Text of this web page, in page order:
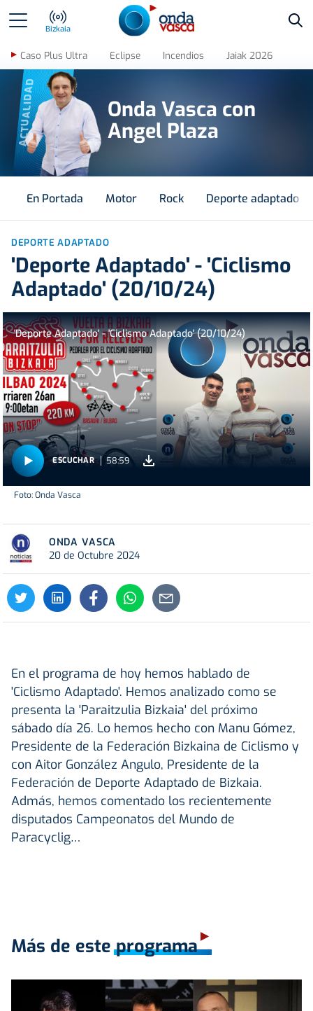
Bizkaia
Caso Plus Ultra Eclipse Incendios Jaiak 2026
ACTUALIDAD
Onda Vasca con
Angel Plaza
En Portada Motor Rock Deporte adaptado
DEPORTE ADAPTADO
'Deporte Adaptado' - 'Ciclismo
Adaptado' (20/10/24)
'Deporte Adaptado' - 'Ciclismo Adaptado' (20/10/24)
ESCUCHAR 58:59
Foto: Onda Vasca
ONDA VASCA
20 de Octubre 2024
En el programa de hoy hemos hablado de
'Ciclismo Adaptado'. Hemos analizado como se
presenta la 'Paraitzulia Bizkaia' del próximo
sábado día 26. Lo hemos hecho con Manu Gómez,
Presidente de la Federación Bizkaina de Ciclismo y
con Aitor González Angulo, Presidente de la
Federación de Deporte Adaptado de Bizkaia.
Admás, hemos comentado los recientemente
disputados Campeonatos del Mundo de
Paracyclig…
Más de este programa